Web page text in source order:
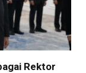
Rektor